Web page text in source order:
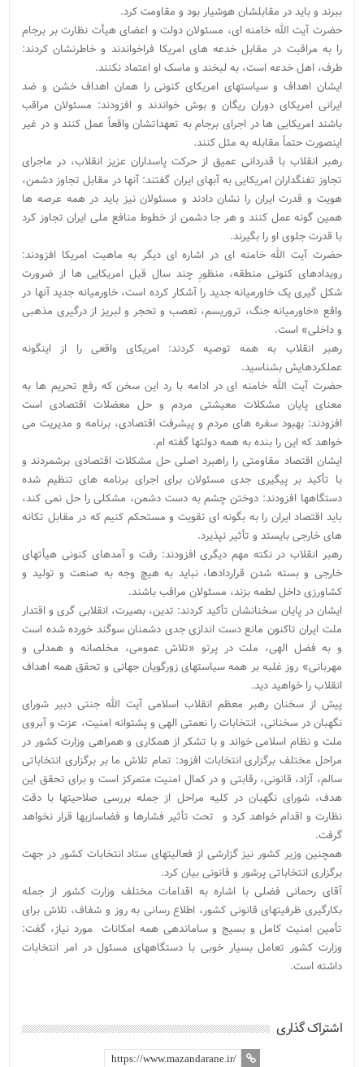
ببرند و باید در مقابلشان هوشیار بود و مقاومت کرد.
حضرت آیت الله خامنه ای، مسئولان دولت و اعضای هیأت نظارت بر برجام
را به مراقبت در مقابل خدعه های امریکا فراخواندند و خاطرنشان کردند:
طرف، اهل خدعه است، به لبخند و ماسک او اعتماد نکنند.
ایشان اهداف و سیاستهای امریکای کنونی را همان اهداف خشن و ضد
ایرانی امریکای دوران ریگان و بوش خواندند و افزودند: مسئولان مراقب
باشند امریکایی ها در اجرای برجام به تعهداتشان واقعاً عمل کنند و در غیر
اینصورت حتماً مقابله به مثل کنند.
رهبر انقلاب با قدردانی عمیق از حرکت پاسداران عزیز انقلاب، در ماجرای
تجاوز تفنگداران امریکایی به آبهای ایران گفتند: آنها در مقابل تجاوز دشمن،
هویت و قدرت ایران را نشان دادند و مسئولان نیز باید در همه عرصه ها
همین گونه عمل کنند و هر جا دشمن از خطوط منافع ملی ایران تجاوز کرد
با قدرت جلوی او را بگیرند.
حضرت آیت الله خامنه ای در اشاره ای دیگر به ماهیت امریکا افزودند:
رویدادهای کنونی منطقه، منظورِ چند سال قبل امریکایی ها از ضرورت
شکل گیری یک خاورمیانه جدید را آشکار کرده است، خاورمیانه جدید آنها در
واقع «خاورمیانه جنگ، تروریسم، تعصب و تحجر و لبریز از درگیری مذهبی
و داخلی» است.
رهبر انقلاب به همه توصیه کردند: امریکای واقعی را از اینگونه
عملکردهایش بشناسید.
حضرت آیت الله خامنه ای در ادامه با رد این سخن که رفع تحریم ها به
معنای پایان مشکلات معیشتی مردم و حل معضلات اقتصادی است
افزودند: بهبود سفره های مردم و پیشرفت اقتصادی، برنامه و مدیریت می
خواهد که این را بنده به همه دولتها گفته ام.
ایشان اقتصاد مقاومتی را راهبرد اصلی حل مشکلات اقتصادی برشمردند و
با تأکید بر پیگیری جدی مسئولان برای اجرای برنامه های تنظیم شده
دستگاهها افزودند: دوختن چشم به دست دشمن، مشکلی را حل نمی کند،
باید اقتصاد ایران را به بگونه ای تقویت و مستحکم کنیم که در مقابل تکانه
های خارجی بایستد و تأثیر نپذیرد.
رهبر انقلاب در نکته مهم دیگری افزودند: رفت و آمدهای کنونی هیأتهای
خارجی و بسته شدن قراردادها، نباید به هیچ وجه به صنعت و تولید و
کشاورزی داخل لطمه بزند، مسئولان مراقب باشند.
ایشان در پایان سخنانشان تأکید کردند: تدین، بصیرت، انقلابی گری و اقتدار
ملت ایران تاکنون مانع دست اندازی جدی دشمنان سوگند خورده شده است
و به فضل الهی، ملت در پرتو «تلاش عمومی، مخلصانه و همدلی و
مهربانی» روز غلبه بر همه سیاستهای زورگویان جهانی و تحقق همه اهداف
انقلاب را خواهید دید.
پیش از سخنان رهبر معظم انقلاب اسلامی آیت الله جنتی دبیر شورای
نگهبان در سخنانی، انتخابات را نعمتی الهی و پشتوانه امنیت، عزت و آبروی
ملت و نظام اسلامی خواند و با تشکر از همکاری و همراهی وزارت کشور در
مراحل مختلف برگزاری انتخابات افزود: تمام تلاش ما بر برگزاری انتخاباتی
سالم، آزاد، قانونی، رقابتی و در کمال امنیت متمرکز است و برای تحقق این
هدف، شورای نگهبان در کلیه مراحل از جمله بررسی صلاحیتها با دقت
نظارت و اقدام خواهد کرد و تحت تأثیر فشارها و فضاسازیها قرار نخواهد
گرفت.
همچنین وزیر کشور نیز گزارشی از فعالیتهای ستاد انتخابات کشور در جهت
برگزاری انتخاباتی پرشور و قانونی بیان کرد.
آقای رحمانی فضلی با اشاره به اقدامات مختلف وزارت کشور از جمله
بکارگیری ظرفیتهای قانونی کشور، اطلاع رسانی به روز و شفاف، تلاش برای
تأمین امنیت کامل و بسیج و ساماندهی همه امکانات مورد نیاز، گفت:
وزارت کشور تعامل بسیار خوبی با دستگاههای مسئول در امر انتخابات
داشته است.
اشتراک گذاری